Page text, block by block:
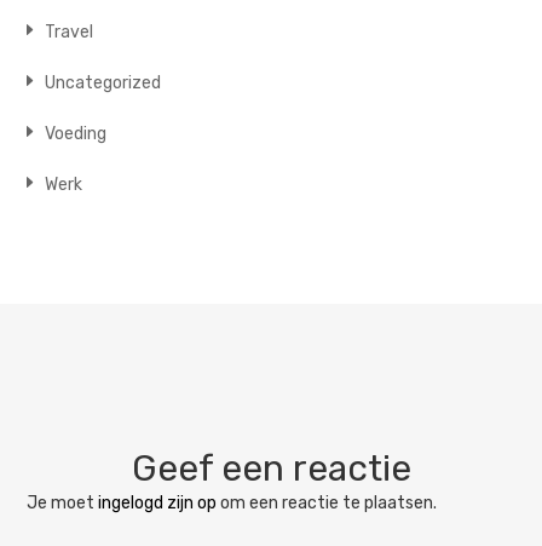
Travel
Uncategorized
Voeding
Werk
Geef een reactie
Je moetingelogd zijn op om een reactie te plaatsen.